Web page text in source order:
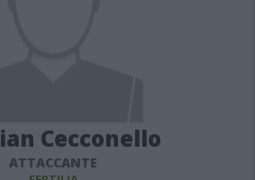
Cecconello
ATTACCANTE